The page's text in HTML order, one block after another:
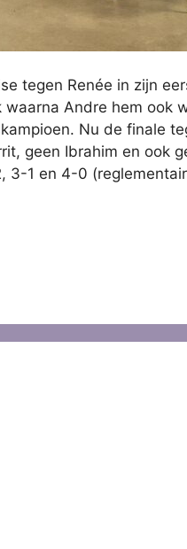
tegen Renée in zijn
Andre hem ook
Nu de finale
geen Ibrahim en ook
1 en 4-0